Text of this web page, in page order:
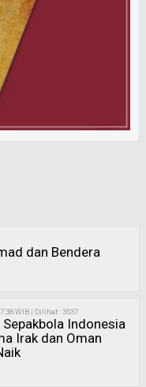
dan Bendera
WIB | Dilihat : 3537
Indonesia
Irak dan Oman